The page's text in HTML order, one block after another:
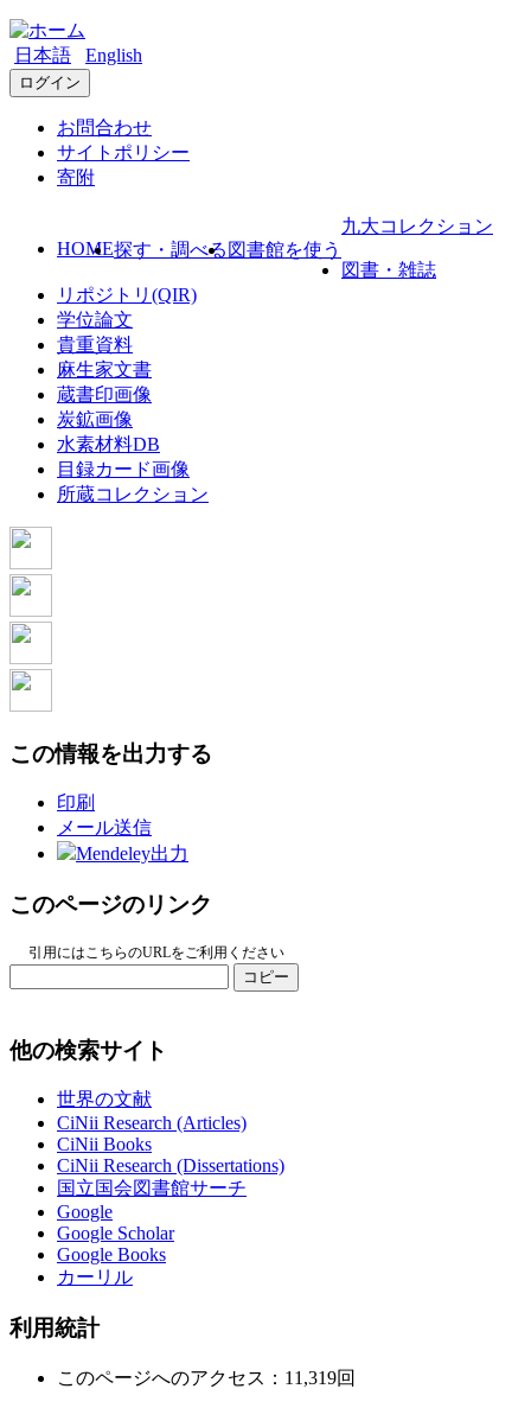
日本語 English
ログイン
お問合わせ
サイトポリシー
寄附
HOME探す・調べる 図書館を使う
九大コレクション
図書・雑誌
リポジトリ(QIR)
学位論文
貴重資料
麻生家文書
蔵書印画像
炭鉱画像
水素材料DB
目録カード画像
所蔵コレクション
この情報を出力する
印刷
メール送信
Mendeley出力
このページのリンク
引用にはこちらのURLをご利用ください
コピー
他の検索サイト
世界の文献
CiNii Research (Articles)
CiNii Books
CiNii Research (Dissertations)
国立国会図書館サーチ
Google
Google Scholar
Google Books
カーリル
利用統計
このページへのアクセス：11,319回